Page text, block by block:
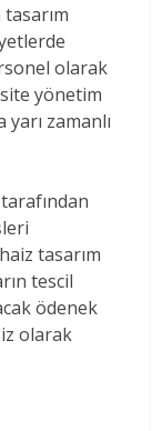
olarak
yönetim
zamanlı
tasarım
tescil
ödenek
olarak